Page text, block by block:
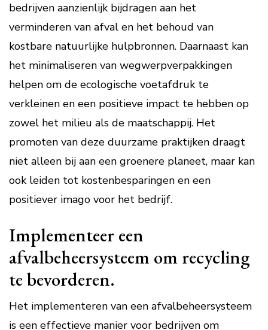
bedrijven aanzienlijk bijdragen aan het
verminderen van afval en het behoud van
kostbare natuurlijke hulpbronnen. Daarnaast kan
het minimaliseren van wegwerpverpakkingen
helpen om de ecologische voetafdruk te
verkleinen en een positieve impact te hebben op
zowel het milieu als de maatschappij. Het
promoten van deze duurzame praktijken draagt
niet alleen bij aan een groenere planeet, maar kan
ook leiden tot kostenbesparingen en een
positiever imago voor het bedrijf.
Implementeer een
afvalbeheersysteem om recycling
te bevorderen.
Het implementeren van een afvalbeheersysteem
is een effectieve manier voor bedrijven om